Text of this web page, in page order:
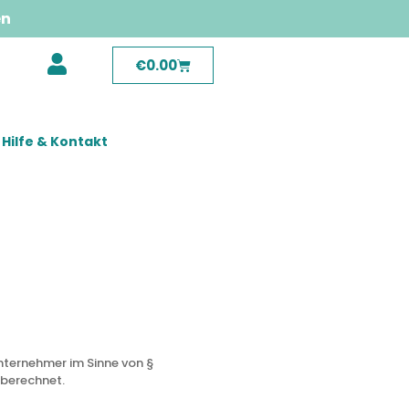
€0.00
Hilfe & Kontakt
im Sinne von §